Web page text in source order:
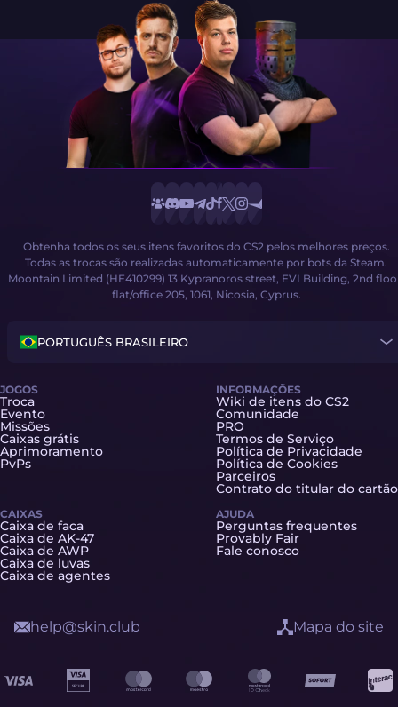
Obtenha todos os seus itens favoritos do CS2 pelos melhores preços.
Todas as trocas são realizadas automaticamente por bots da Steam.
Moontain Limited (HE410299) 13 Kypranoros street, EVI Building, 2nd
flat/office 205, 1061, Nicosia, Cyprus.
PORTUGUÊS BRASILEIRO
JOGOS
Troca
Evento
Missões
Caixas grátis
Aprimoramento
PvPs
CAIXAS
Caixa de faca
Caixa de AK-47
Caixa de AWP
Caixa de luvas
Caixa de agentes
INFORMAÇÕES
Wiki de itens do CS2
Comunidade
PRO
Termos de Serviço
Política de Privacidade
Política de Cookies
Parceiros
Contrato do titular do cartão
AJUDA
Perguntas frequentes
Provably Fair
Fale conosco
help@skin.club Mapa do site